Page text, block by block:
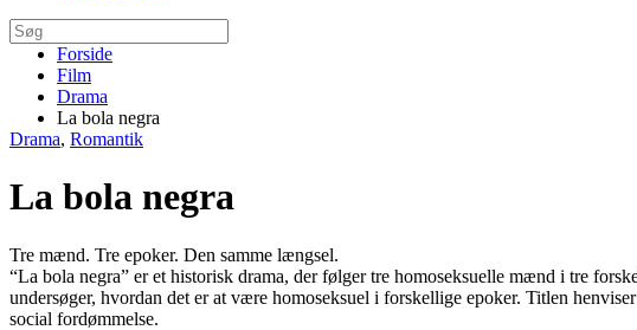
Forside
Film
Drama
La bola negra
Drama, Romantik
La bola negra
Tre mænd. Tre epoker. Den samme længsel.
“La bola negra” er et historisk drama, der følgertre homoseksuelle mænd i tre
undersøger, hvordan det er at være homoseksuel i forskellige epoker. Titlen
social fordømmelse.